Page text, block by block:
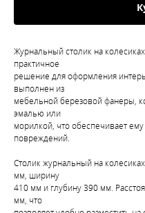
Журнальный столик на
практичное
решение для оформления
выполнен из
мебельной березовой фанеры,
эмалью или
морилкой, что обеспечивает
повреждений.
Столик журнальный на
мм, ширину
410 мм и глубину 390 мм.
мм, что